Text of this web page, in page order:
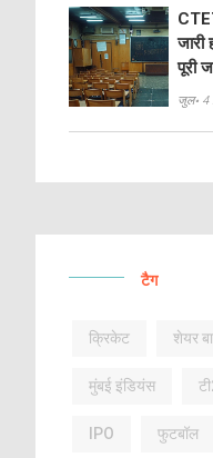
जारी
पूरी
जुल॰ 4
टैग
क्रिकेट शेयर
मुंबई इंडियंस
IPO फुटबॉल